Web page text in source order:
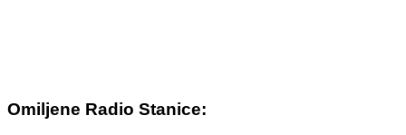
Omiljene Radio Stanice: